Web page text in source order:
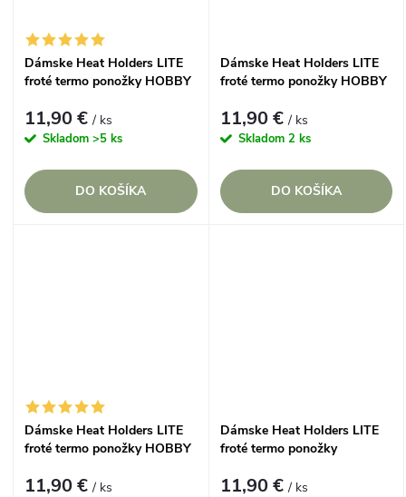
Dámske Heat Holders LITE
froté termo ponožky HOBBY
11,90 €/ ks
Skladom >5 ks
DO KOŠÍKA
Dámske Heat Holders LITE
froté termo ponožky HOBBY
11,90 €/ ks
Skladom 2 ks
DO KOŠÍKA
Dámske Heat Holders LITE
froté termo ponožky HOBBY
11,90 €/ ks
Dámske Heat Holders LITE
froté termo ponožky
11,90 €/ ks